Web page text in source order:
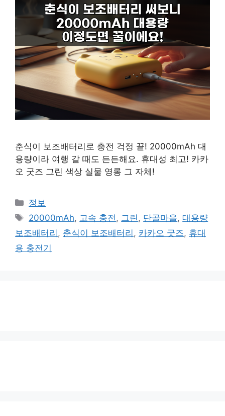
춘식이 보조배터리로 충전 걱정 끝! 20000mAh 대
용량이라 여행 갈 때도 든든해요. 휴대성 최고! 카카
오 굿즈 그린 색상 실물 영롱 그 자체!
카
테
리
정보
태
그
20000mAh, 고속 충전 , 그린 , 단골마을,대용량
보조배터리 , 춘식이 보조배터리 , 카카오 굿즈 , 휴대
용 충전기